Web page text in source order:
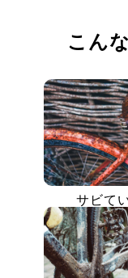
こん
サビて